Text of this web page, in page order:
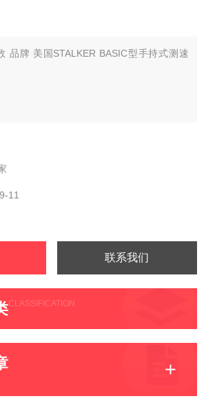
品牌 美国STALKER BASIC型手持式测速
11
联系我们
CLASSIFICATION